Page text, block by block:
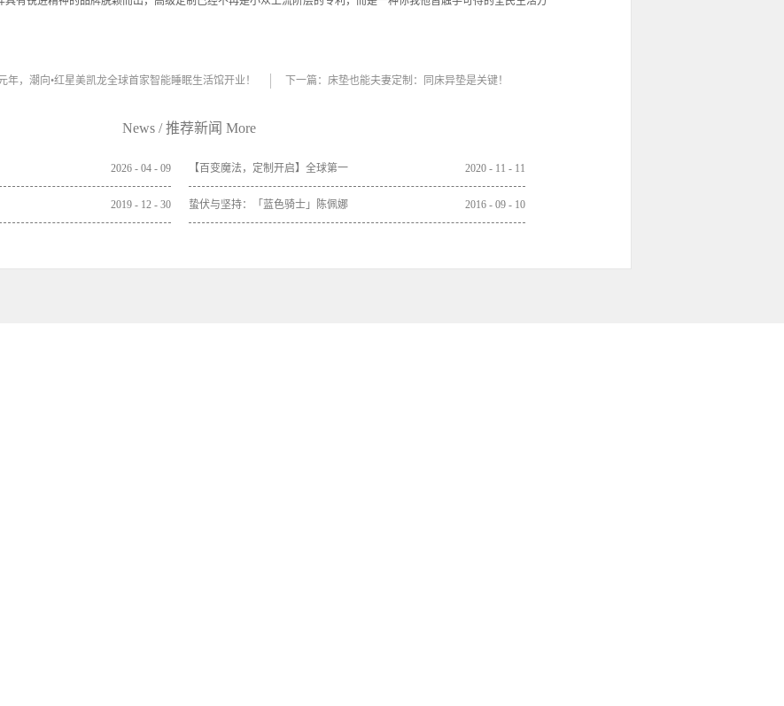
年，潮向•红星美凯龙全球首家智能睡眠生活馆开业！ 下一篇： 床垫也能夫妻定制：同床异垫是关键！
News / 推荐新闻 More
2026 - 04 - 09
【百变魔法，定制开启】全球第一
款定制乳胶垫 震撼上市
2020 - 11 - 11
2019 - 12 - 30
蛰伏与坚持：「蓝色骑士」陈佩娜
里约载誉归来
2016 - 09 - 10